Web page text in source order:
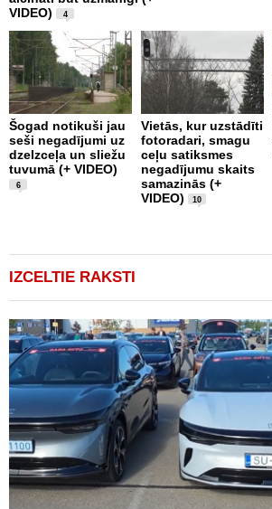
VIDEO)
4
Šogad notikuši jau
seši negadījumi uz
dzelzceļa un sliežu
tuvumā (+ VIDEO)
6
Vietās, kur uzstādīti
fotoradari, smagu
ceļu satiksmes
negadījumu skaits
samazinās (+
VIDEO)
10
IZCELTIE RAKSTI